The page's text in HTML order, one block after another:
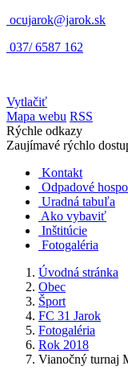
ocujarok@jarok.sk
037/ 6587 162
Vytlačiť
Mapa webu RSS
Rýchle odkazy
Zaujímavé rýchlo
Kontakt
Odpadové
Uradná tabuľa
Ako vybaviť
Inštitúcie
Fotogaléria
Úvodná stránka
Obec
Šport
FC 31 Jarok
Fotogaléria
Rok 2018
Vianočný turnaj